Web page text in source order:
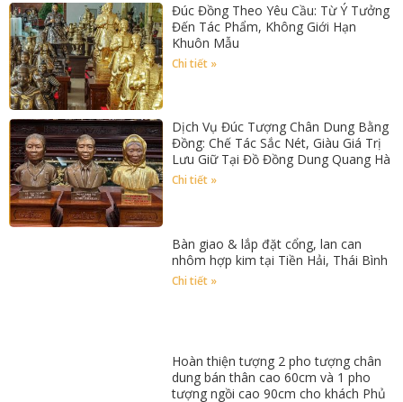
Đúc Đồng Theo Yêu Cầu: Từ Ý Tưởng
Đến Tác Phẩm, Không Giới Hạn
Khuôn Mẫu
Chi tiết »
Dịch Vụ Đúc Tượng Chân Dung Bằng
Đồng: Chế Tác Sắc Nét, Giàu Giá Trị
Lưu Giữ Tại Đồ Đồng Dung Quang Hà
Chi tiết »
Bàn giao & lắp đặt cổng, lan can
nhôm hợp kim tại Tiền Hải, Thái Bình
Chi tiết »
Hoàn thiện tượng 2 pho tượng chân
dung bán thân cao 60cm và 1 pho
tượng ngồi cao 90cm cho khách Phủ